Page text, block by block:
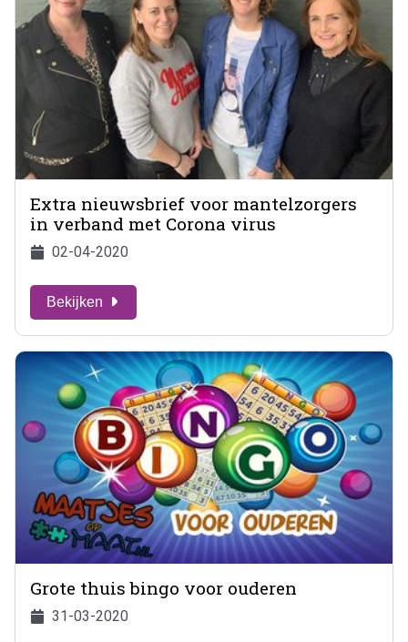
Extra nieuwsbrief voor mantelzorgers
in verband met Corona virus
02-04-2020
Bekijken
Grote thuis bingo voor ouderen
31-03-2020